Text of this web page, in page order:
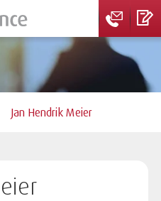
Jan Hendrik Meier